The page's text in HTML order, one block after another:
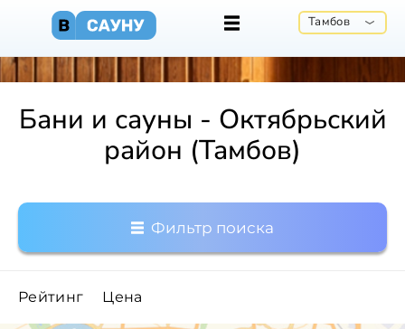
Тамбов
Бани и сауны - Октябрьский
район (Тамбов)
Фильтр поиска
Рейтинг Цена